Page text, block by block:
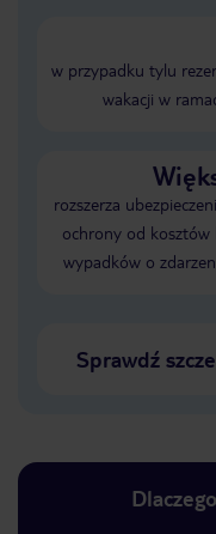
w przypadku tylu
wakacji w
rozszerza
ochrony od kosztów
wypadków o
Sprawdź